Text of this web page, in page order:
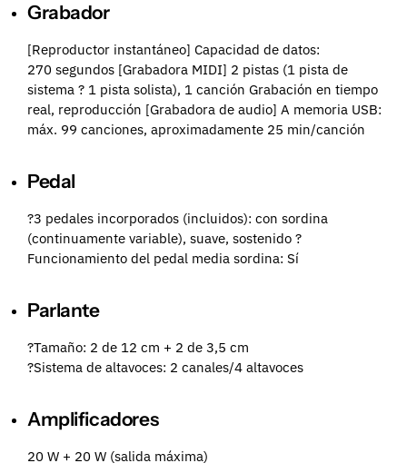
Grabador
[Reproductor instantáneo] Capacidad de datos:
270 segundos [Grabadora MIDI] 2 pistas (1 pista de
sistema ? 1 pista solista), 1 canción Grabación en tiempo
real, reproducción [Grabadora de audio] A memoria USB:
máx. 99 canciones, aproximadamente 25 min/canción
Pedal
?3 pedales incorporados (incluidos): con sordina
(continuamente variable), suave, sostenido ?
Funcionamiento del pedal media sordina: Sí
Parlante
?Tamaño: 2 de 12 cm + 2 de 3,5 cm
?Sistema de altavoces: 2 canales/4 altavoces
Amplificadores
20 W + 20 W (salida máxima)